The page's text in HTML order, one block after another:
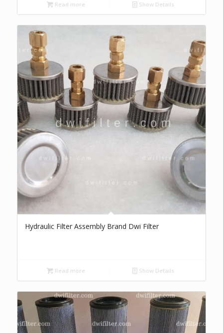
Read more Show Details
Hydraulic Filter Assembly Brand Dwi Filter
Read more Show Details